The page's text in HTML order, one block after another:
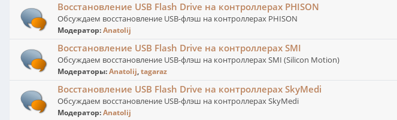
Восстановление USB Flash Drive на контроллерах PHISON
Обсуждаем восстановление USB-флэш на контроллерах PHISON
Модератор:Anatolij
Восстановление USB Flash Drive на контроллерах SMI
Обсуждаем восстановление USB-флэш на контроллерах SMI (Silicon Motion)
Модераторы:Anatolij,tagaraz
Восстановление USB Flash Drive на контроллерах SkyMedi
Обсуждаем восстановление USB-флэш на контроллерах SkyMedi
Модератор:Anatolij